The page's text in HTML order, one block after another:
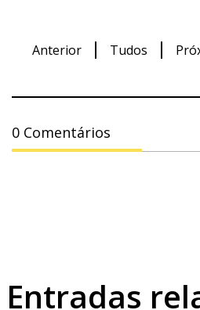
Anterior Tudos
0 Comentários
Entradas